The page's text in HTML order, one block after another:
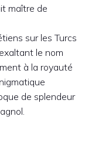
maître de
sur les Turcs
le nom
à la royauté
de splendeur